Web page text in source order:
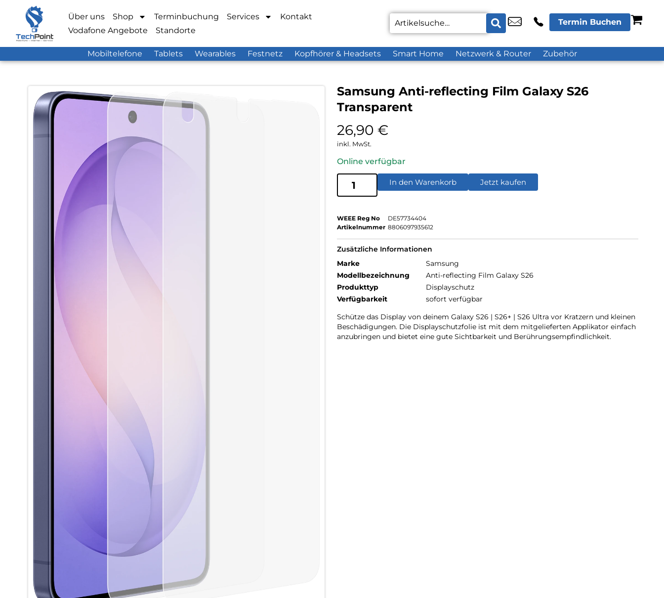
Über uns Shop Terminbuchung Services
Kontakt
Vodafone Angebote
Standorte
Termin Buchen
Mobiltelefone Tablets Wearables Festnetz Kopfhörer & Headsets Smart Home Netzwerk & Router Zubehör
Samsung Anti-reflecting Film Galaxy S26
Transparent
26,90 €
inkl. MwSt.
Online verfügbar
In den Warenkorb Jetzt kaufen
WEEE Reg No
DE57734404
Artikelnummer 8806097935612
Zusätzliche Informationen
Marke
Samsung
Modellbezeichnung
Anti-reflecting Film Galaxy S26
Produkttyp
Displayschutz
Verfügbarkeit
sofort verfügbar
Schütze das Display von deinem Galaxy S26 | S26+ | S26 Ultra vor Kratzern und kleinen
Beschädigungen. Die Displayschutzfolie ist mit dem mitgelieferten Applikator einfach
anzubringen und bietet eine gute Sichtbarkeit und Berührungsempfindlichkeit.